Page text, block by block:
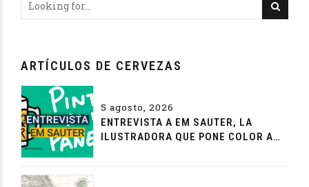
ARTÍCULOS DE CERVEZAS
5 agosto, 2026
ENTREVISTA A EM SAUTER, LA
ILUSTRADORA QUE PONE COLOR A